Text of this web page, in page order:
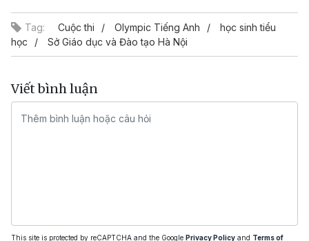
Tag: Cuộc thi Olympic Tiếng Anh
học sinh tiểu
học
Sở Giáo dục và Đào tạo Hà Nội
Viết bình luận
This site is protected by reCAPTCHA and the Google Privacy Policy and Terms of